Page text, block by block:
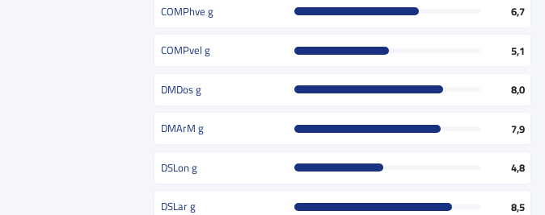
COMPhve g 6,7
COMPvel g 5,1
DMDos g 8,0
DMArM g 7,9
DSLon g 4,8
DSLar g 8,5